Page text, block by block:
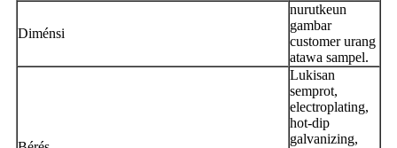
Diménsi
nurutkeun
gambar
customer urang
atawa sampel.
Lukisan
semprot,
electroplating,
hot-dip
galvanizing,